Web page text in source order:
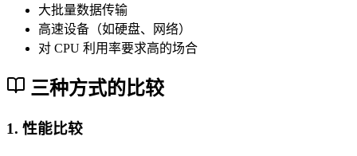
大批量数据传输
高速设备（如硬盘、网络）
对 CPU 利用率要求高的场合
三种方式的比较
1. 性能比较